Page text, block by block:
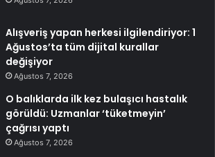
Alışveriş yapan herkesi ilgilendiriyor: 1
Ağustos’ta tüm dijital kurallar
değişiyor
Ağustos 7, 2026
O balıklarda ilk kez bulaşıcı hastalık
görüldü: Uzmanlar ‘tüketmeyin’
çağrısı yaptı
Ağustos 7, 2026